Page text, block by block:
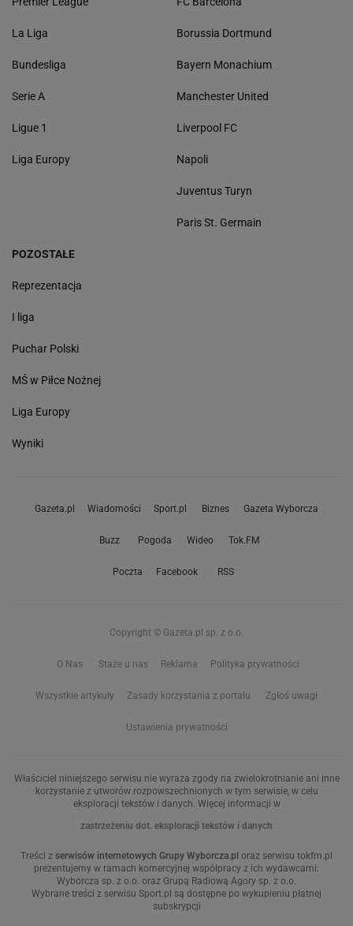
La Liga
Bundesliga
Serie A
Ligue 1
Liga Europy
Borussia Dortmund
Bayern Monachium
Manchester United
Liverpool FC
Napoli
Juventus Turyn
Paris St. Germain
POZOSTAŁE
Reprezentacja
I liga
Puchar Polski
MŚ w Piłce Nożnej
Liga Europy
Wyniki
Gazeta.pl Wiadomości Sport.pl Biznes Gazeta Wyborcza
Buzz Pogoda Wideo Tok.FM
Poczta Facebook RSS
Copyright © Gazeta.pl sp. z o.o.
O Nas Staże u nas Reklama Polityka prywatności
Wszystkie artykuły Zasady korzystania z portalu Zgłoś uwagi
Ustawienia prywatności
Właściciel niniejszego serwisu nie wyraża zgody na zwielokrotnianie ani inne
korzystanie z utworów rozpowszechnionych w tym serwisie, w celu
eksploracji tekstów i danych. Więcej informacji w
zastrzeżeniu dot. eksploracji tekstów i danych
Treści z serwisów internetowych Grupy Wyborcza.pl oraz serwisu tokfm.pl
prezentujemy w ramach komercyjnej współpracy z ich wydawcami:
Wyborcza sp. z o.o. oraz Grupą Radiową Agory sp. z o.o.
Wybrane treści z serwisu Sport.pl są dostępne po wykupieniu płatnej
subskrypcji